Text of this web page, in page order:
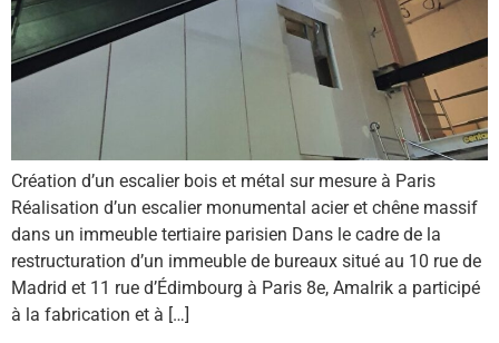
Création d’un escalier bois et métal sur mesure à Paris
Réalisation d’un escalier monumental acier et chêne massif
dans un immeuble tertiaire parisien Dans le cadre de la
restructuration d’un immeuble de bureaux situé au 10 rue de
Madrid et 11 rue d’Édimbourg à Paris 8e, Amalrik a participé
à la fabrication et à […]